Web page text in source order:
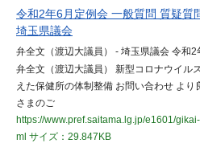
令和2年6月定例会 一般質問 質疑質
埼玉県議会
弁全文（渡辺大議員） - 埼玉県議会 令和
弁全文（渡辺大議員） 新型コロナウイル
えた保健所の体制整備 お問い合わせ よ
さまのご
https://www.pref.saitama.lg.jp/e1601/
ml サイズ：29.847KB